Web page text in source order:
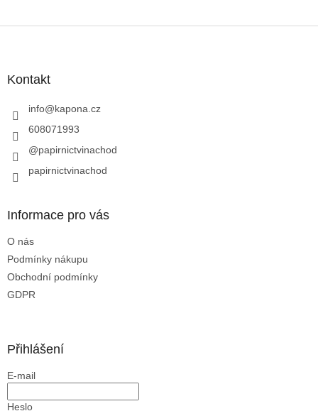
Kontakt
info@kapona.cz
608071993
@papirnictvinachod
papirnictvinachod
Informace pro vás
O nás
Podmínky nákupu
Obchodní podmínky
GDPR
Přihlášení
E-mail
Heslo